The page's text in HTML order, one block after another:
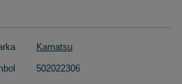
Kamatsu
502022306